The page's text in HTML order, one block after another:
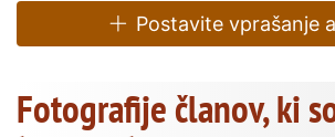
Postavite vprašanje
Fotografije članov, ki